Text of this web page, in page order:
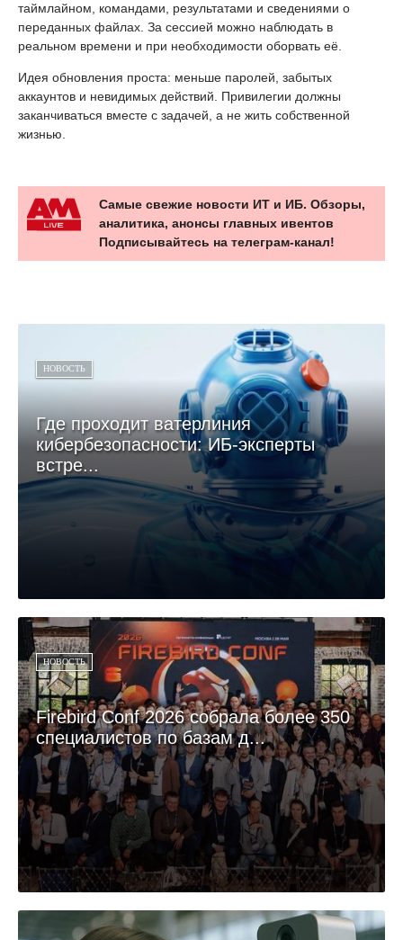
таймлайном, командами, результатами и сведениями о
переданных файлах. За сессией можно наблюдать в
реальном времени и при необходимости оборвать её.
Идея обновления проста: меньше паролей, забытых
аккаунтов и невидимых действий. Привилегии должны
заканчиваться вместе с задачей, а не жить собственной
жизнью.
Самые свежие новости ИТ и ИБ. Обзоры,
аналитика, анонсы главных ивентов
Подписывайтесь на телеграм-канал!
НОВОСТЬ
Где проходит ватерлиния
кибербезопасности: ИБ-эксперты
встре...
НОВОСТЬ
Firebird Conf 2026 собрала более 350
специалистов по базам д...